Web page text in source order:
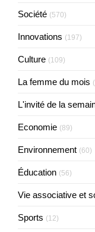
Société (570)
Innovations (197)
Culture (109)
La femme du mois
L'invité de la
Economie (89)
Environnement (60)
Éducation (56)
Vie associative et
Sports (12)